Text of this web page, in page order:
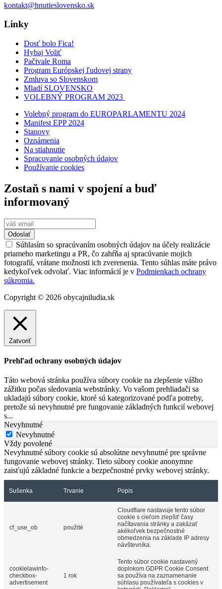
kontakt@hnutieslovensko.sk
Linky
Dosť bolo Fica!
Hybaj Voliť
Pačivale Roma
Program Európskej ľudovej strany
Zmluva so Slovenskom
Mladí SLOVENSKO
VOLEBNÝ PROGRAM 2023
Volebný program do EUROPARLAMENTU 2024
Manifest EPP 2024
Stanovy
Oznámenia
Na stiahnutie
Spracovanie osobných údajov
Používanie cookies
Zostaň s nami v spojení a buď
informovaný
Odoslať
Súhlasím so spracúvaním osobných údajov na účely realizácie
priameho marketingu a PR, čo zahŕňa aj spracúvanie mojich
fotografií, vrátane možnosti ich zverenenia. Tento súhlas máte právo
kedykoľvek odvolať. Viac informácií je v Podmienkach ochrany
súkromia.
Copyright © 2026 obycajniludia.sk
Zatvoriť
Prehľad ochrany osobných údajov
Táto webová stránka používa súbory cookie na zlepšenie vášho
zážitku počas sledovania webstránky. Vo vašom prehliadači sa
ukladajú súbory cookie, ktoré sú kategorizované podľa potreby,
pretože sú nevyhnutné pre fungovanie základných funkcií webovej
s...
Nevyhnutné
Nevyhnutné
Vždy povolené
Nevyhnutné súbory cookie sú absolútne nevyhnutné pre správne
fungovanie webovej stránky. Tieto súbory cookie anonymne
zaisťujú základné funkcie a bezpečnostné prvky webovej stránky.
Sušenka Trvanie Popis
cf_use_ob použité
Cloudflare nastavuje tento súbor
cookie s cieľom zlepšiť časy
načítavania stránky a zakázať
akékoľvek bezpečnostné
obmedzenia na základe IP adresy
návštevníka.
cookielawinfo-
checkbox-
advertisement
1 rok
Tento súbor cookie nastavený
doplnkom GDPR Cookie Consent
sa používa na zaznamenanie
súhlasu používateľa s cookies v